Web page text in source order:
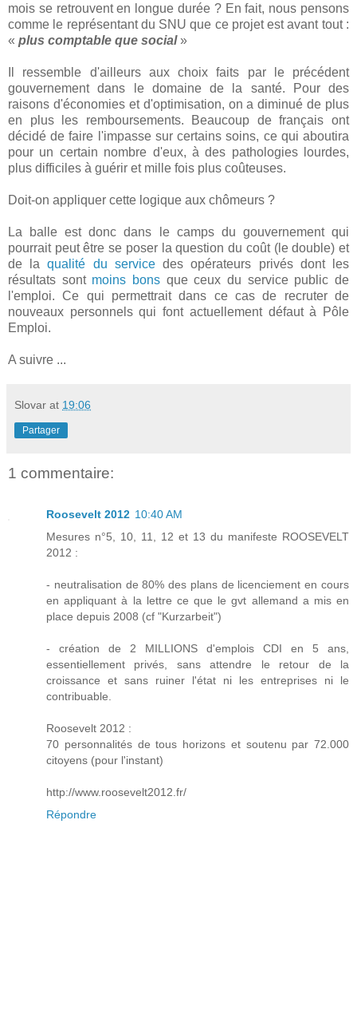
mois se retrouvent en longue durée ? En fait, nous pensons
comme le représentant du SNU que ce projet est avant tout :
« plus comptable que social»
Il ressemble d'ailleurs aux choix faits par le précédent
gouvernement dans le domaine de la santé. Pour des
raisons d'économies et d'optimisation, on a diminué de plus
en plus les remboursements. Beaucoup de français ont
décidé de faire l'impasse sur certains soins, ce qui aboutira
pour un certain nombre d'eux, à des pathologies lourdes,
plus difficiles à guérir et mille fois plus coûteuses.
Doit-on appliquer cette logique aux chômeurs ?
La balle est donc dans le camps du gouvernement qui
pourrait peut être se poser la question du coût (le double) et
de laqualité du servicedes opérateurs privés dont les
résultats sont moins bons que ceux du service public de
l'emploi. Ce qui permettrait dans ce cas de recruter de
nouveaux personnels qui font actuellement défaut à Pôle
Emploi.
A suivre ...
Slovar at 19:06
Partager
1 commentaire:
Roosevelt 2012 10:40 AM
Mesures n°5, 10, 11, 12 et 13 du manifeste ROOSEVELT
2012 :
- neutralisation de 80% des plans de licenciement en cours
en appliquant à la lettre ce que le gvt allemand a mis en
place depuis 2008 (cf "Kurzarbeit")
- création de 2 MILLIONS d'emplois CDI en 5 ans,
essentiellement privés, sans attendre le retour de la
croissance et sans ruiner l'état ni les entreprises ni le
contribuable.
Roosevelt 2012 :
70 personnalités de tous horizons et soutenu par 72.000
citoyens (pour l'instant)
http://www.roosevelt2012.fr/
Répondre